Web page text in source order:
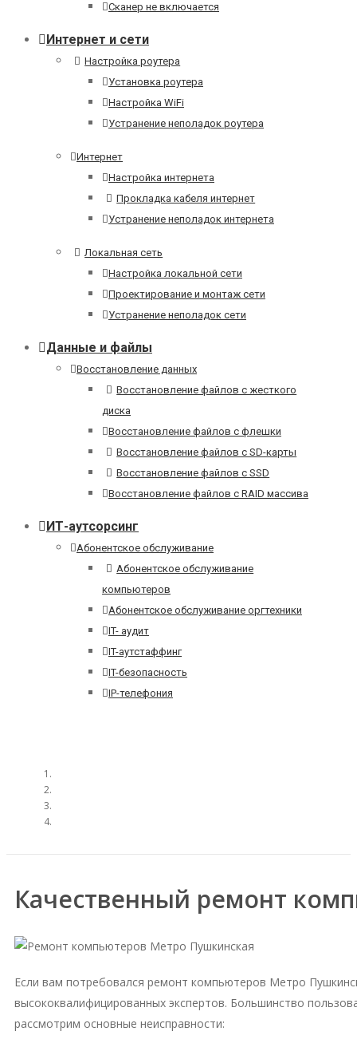
Сканер не включается
Интернет и сети
Настройка роутера
Установка роутера
Настройка WiFi
Устранение неполадок роутера
Интернет
Настройка интернета
Прокладка кабеля интернет
Устранение неполадок интернета
Локальная сеть
Настройка локальной сети
Проектирование и монтаж сети
Устранение неполадок сети
Данные и файлы
Восстановление данных
Восстановление файлов с жесткого
диска
Восстановление файлов с флешки
Восстановление файлов с SD-карты
Восстановление файлов с SSD
Восстановление файлов с RAID массива
ИТ-аутсорсинг
Абонентское обслуживание
Абонентское обслуживание
компьютеров
Абонентское обслуживание оргтехники
IT- аудит
IT-аутстаффинг
IT-безопасность
IP-телефония
Качественный ремонт
Если вам потребовался ремонт компьютеров Метро
высококвалифицированных экспертов. Большинство
рассмотрим основные неисправности: